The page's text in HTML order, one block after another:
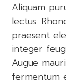
Aliquam
lectus.
praesent
integer
Augue
fermentum